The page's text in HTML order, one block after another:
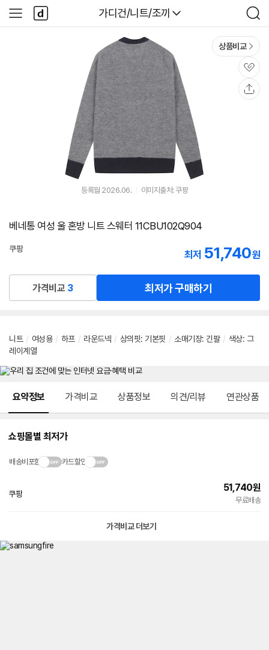
다나와
가디건/니트/조끼
검
색
사
이
다
나
와
상품비교
관
심
등록월 2026.06. 이미지출처: 쿠팡
베네통 여성 울 혼방 니트 스웨터 11CBU102Q904
쿠팡
최저 51,740원
가격비교 3 최저가 구매하기
니트 / 여성용 / 하프 / 라운드넥 / 상의핏: 기본핏 / 소매기장: 긴팔 / 색상: 그
레이계열
요약정보 가격비교 상품정보 의견/리뷰 연관상품
쇼핑몰별 최저가
배송비포함 카드할인
쿠팡
51,740원
무료배송
가격비교 더보기